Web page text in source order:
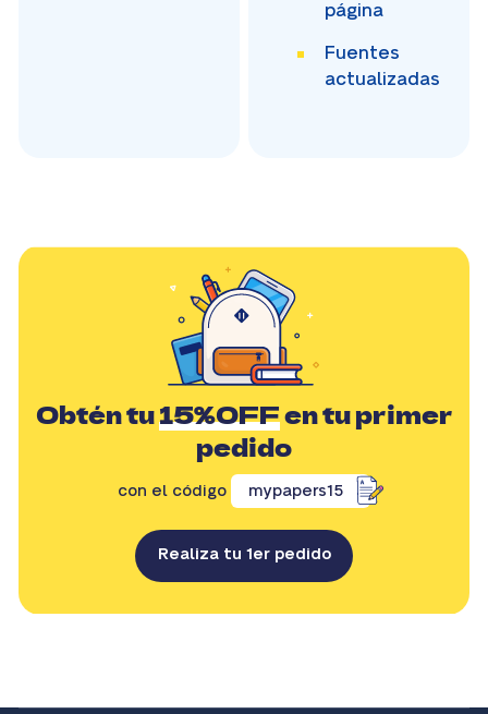
página
Fuentes
actualizadas
Obtén tu15%OFFen tu primer
pedido
con el código mypapers15
Realiza tu 1er pedido